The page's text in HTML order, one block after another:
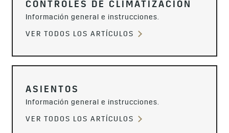
CONTROLES DE CLIMATIZACIÓN
Información general e instrucciones.
VER TODOS LOS ARTÍCULOS
ASIENTOS
Información general e instrucciones.
VER TODOS LOS ARTÍCULOS